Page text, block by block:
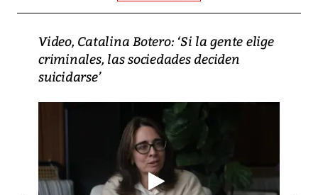
Video, Catalina Botero: ‘Si la gente elige
criminales, las sociedades deciden
suicidarse’